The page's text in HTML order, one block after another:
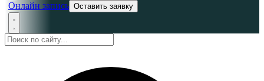
Онлайн запись Оставить заявку